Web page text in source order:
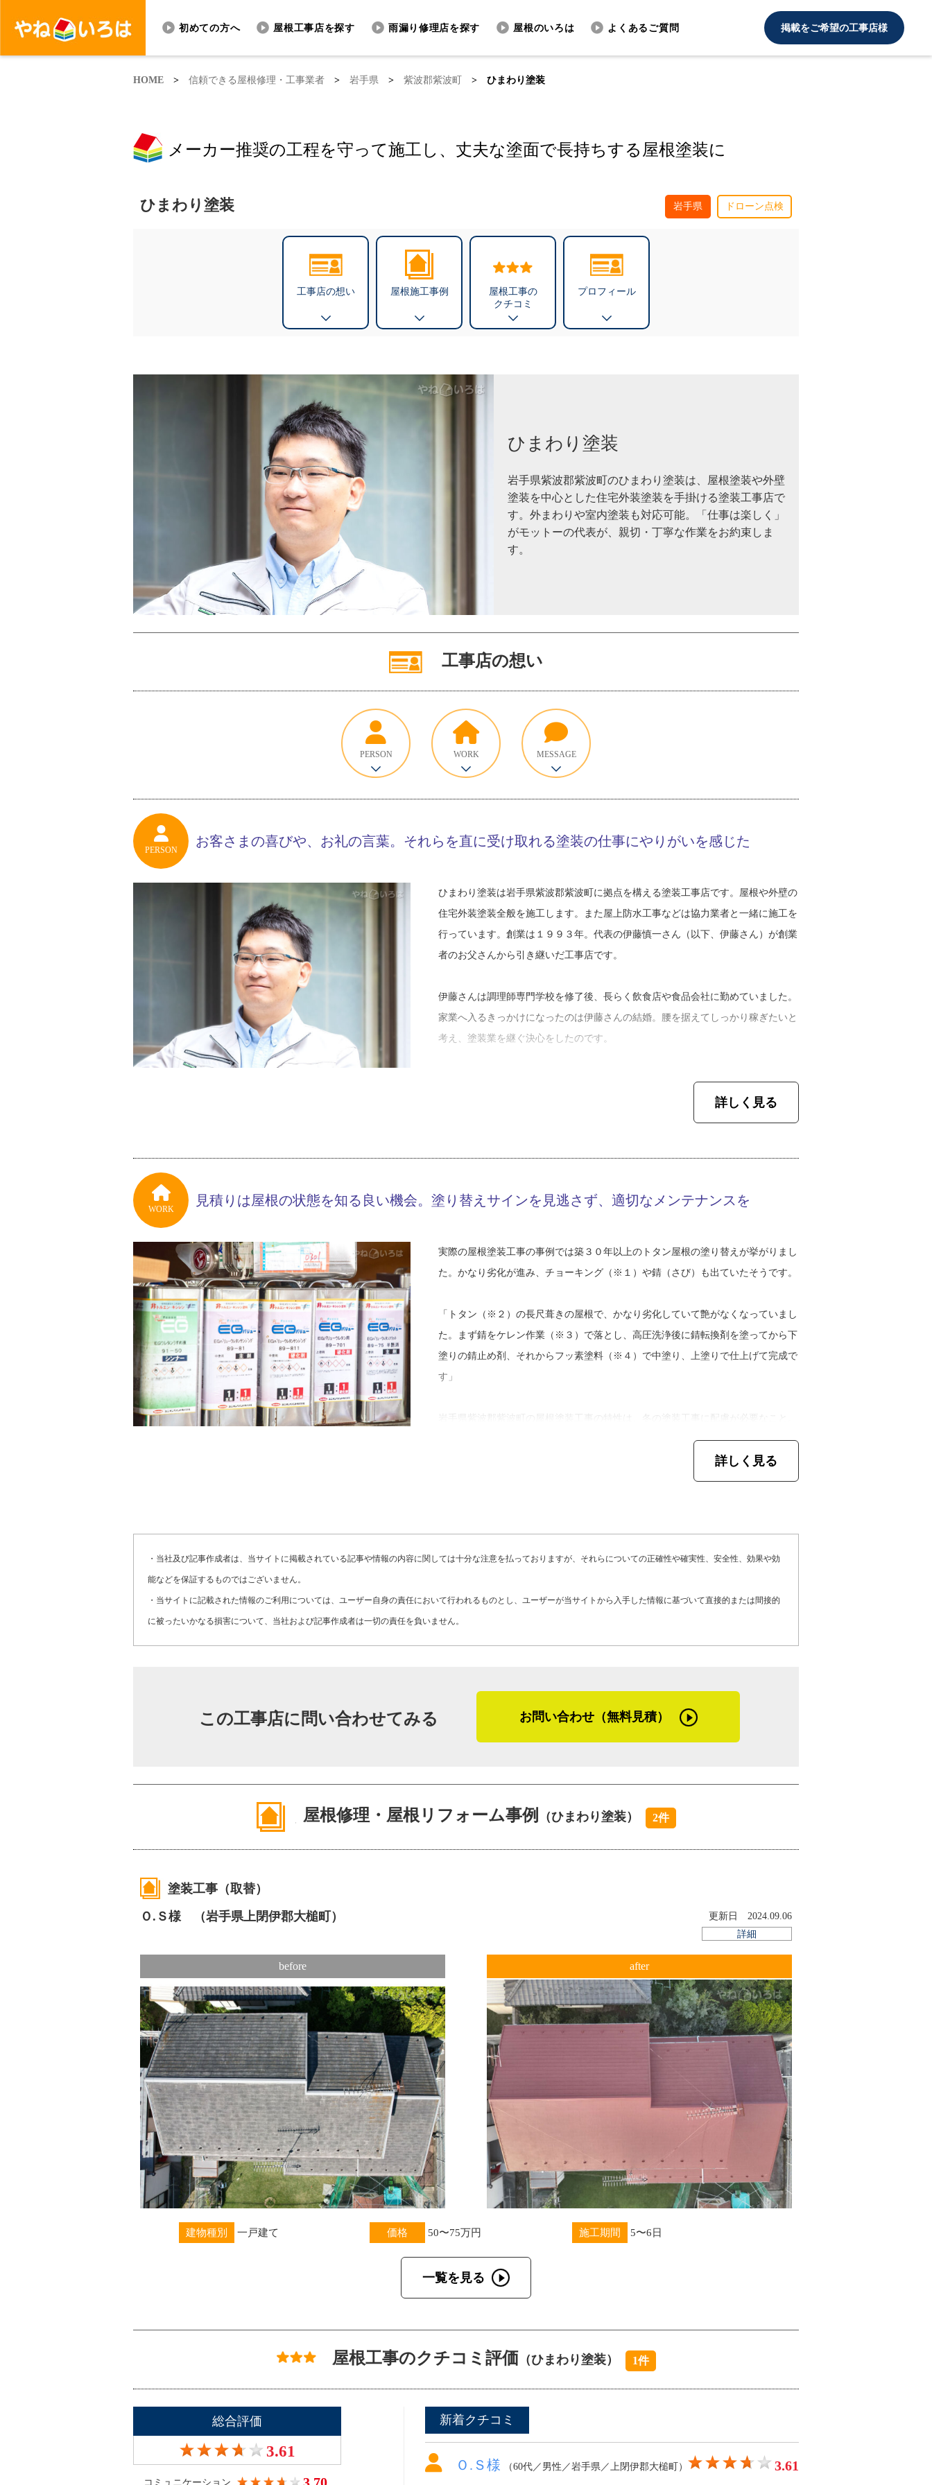
初めての方へ 屋根工事店を探す 雨漏り修理店を探す 屋根のいろは よくあるご質問 掲載をご希望の工事店様
工事店番号 Y03-AZC
HOME > 信頼できる屋根修理・工事業者 > 岩手県 > 紫波郡紫波町 > ひまわり塗装
メーカー推奨の工程を守って施工し、丈夫な塗面で長持ちする屋根塗装に
ひまわり塗装 岩手県 ドローン点検
工事店の想い 屋根施工事例
屋根工事の
クチコミ
プロフィール
ひまわり塗装
岩手県紫波郡紫波町のひまわり塗装は、屋根塗装や外壁
塗装を中心とした住宅外装塗装を手掛ける塗装工事店で
す。外まわりや室内塗装も対応可能。「仕事は楽しく」
がモットーの代表が、親切・丁寧な作業をお約束しま
す。
工事店の想い
PERSON WORK MESSAGE
PERSON
お客さまの喜びや、お礼の言葉。それらを直に受け取れる塗装の仕事にやりがいを感じた
ひまわり塗装は岩手県紫波郡紫波町に拠点を構える塗装工事店です。屋根や外壁の
住宅外装塗装全般を施工します。また屋上防水工事などは協力業者と一緒に施工を
行っています。創業は１９９３年。代表の伊藤慎一さん（以下、伊藤さん）が創業
者のお父さんから引き継いだ工事店です。
伊藤さんは調理師専門学校を修了後、長らく飲食店や食品会社に勤めていました。
家業へ入るきっかけになったのは伊藤さんの結婚。腰を据えてしっかり稼ぎたいと
考え、塗装業を継ぐ決心をしたのです。
「実は高いところが苦手で、子どもの頃は父がやっている塗装の仕事をしようとは
考えたことがなかったんです。塗装をやる前の会社では長らく非正規だったため、
結婚をきっかけに一念発起して家業へ入りました。屋根の上が苦手ながらもこの仕
いがあります。」
ひまわり塗装の強みは、基本に忠実な施工をすること。「当たり前の仕事をしてい
るだけ」と伊藤さんは言いますが、誠実な作業はそのまま工事店としてのモットー
「うちはメーカー推奨の攪拌（かくはん）方法や塗布量を守り、３度塗りで丁寧に
仕上げます。他には見積り時の現場調査報告書や完工時の現場完了報告書を用意し
てお客さまに渡しています。『こんなに丁寧に作ってくれて』という反応がいただ
きたいと考えているんです。代表が私なので会ったらわかると思うのですが、我の
と思います。仲間が欲しいんです。楽しく一緒に働いてもらえたら嬉しいですね」
詳しく見る
WORK
見積りは屋根の状態を知る良い機会。塗り替えサインを見逃さず、適切なメンテナンスを
実際の屋根塗装工事の事例では築３０年以上のトタン屋根の塗り替えが挙がりまし
た。かなり劣化が進み、チョーキング（※１）や錆（さび）も出ていたそうです。
「トタン（※２）の長尺葺きの屋根で、かなり劣化していて艶がなくなっていまし
た。まず錆をケレン作業（※３）で落とし、高圧洗浄後に錆転換剤を塗ってから下
塗りの錆止め剤、それからフッ素塗料（※４）で中塗り、上塗りで仕上げて完成で
す」
気温が低くなると塗料が乾きにくく塗面の艶や硬化に影響するそうです。そのた
め、冬に施工する場合は塗料に硬化促進剤を混ぜて対応します。
気になることがあれば、点検の際にお知らせください。家は１０年に１度のメンテ
ナンスをと言われますよね。屋根はなかなか自分で確認できないのですが、雨樋や
家の1階部分と2階部分の間にある幕板の錆やチョーキングが見えたら塗り替えのサ
会になるので気軽にお問い合わせください」
ても嬉しい存在です。ひまわり塗装は、安心して施工を依頼できる塗装工事店で
※３ ケレン作業・・・塗装前の素材に付いている汚れや錆を落とす作業のこと。
（２０２３年９月取材）
詳しく見る
・当社及び記事作成者は、当サイトに掲載されている記事や情報の内容に関しては十分な注意を払っておりますが、それらについての正確性や確実性、安全性、効果や効
能などを保証するものではございません。
・当サイトに記載された情報のご利用については、ユーザー自身の責任において行われるものとし、ユーザーが当サイトから入手した情報に基づいて直接的または間接的
に被ったいかなる損害について、当社および記事作成者は一切の責任を負いません。
この工事店に問い合わせてみる お問い合わせ（無料見積）
屋根修理・屋根リフォーム事例 （ひまわり塗装） 2件
塗装工事（取替）
Ｏ.Ｓ様 （岩手県上閉伊郡大槌町）
更新日 2024.09.06
詳細
before after
建物種別 一戸建て 価格 50〜75万円 施工期間 5〜6日
一覧を見る
屋根工事のクチコミ評価 （ひまわり塗装） 1件
総合評価
3.61
コミュニケーション 3.70
新着クチコミ
Ｏ.Ｓ様 （60代／男性／岩手県／上閉伊郡大槌町） 3.61